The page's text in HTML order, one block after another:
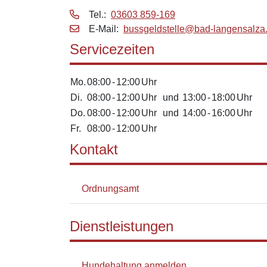
Tel.: 03603 859-169
E‑Mail:
bussgeldstelle@bad-
Servicezeiten
Mo.08:00-12:00Uhr
Di. 08:00-12:00Uhr und 13:00-18:00Uhr
Do. 08:00-12:00Uhr und 14:00-16:00Uhr
Fr.
08:00-12:00Uhr
Kontakt
Ordnungsamt
Dienstleistungen